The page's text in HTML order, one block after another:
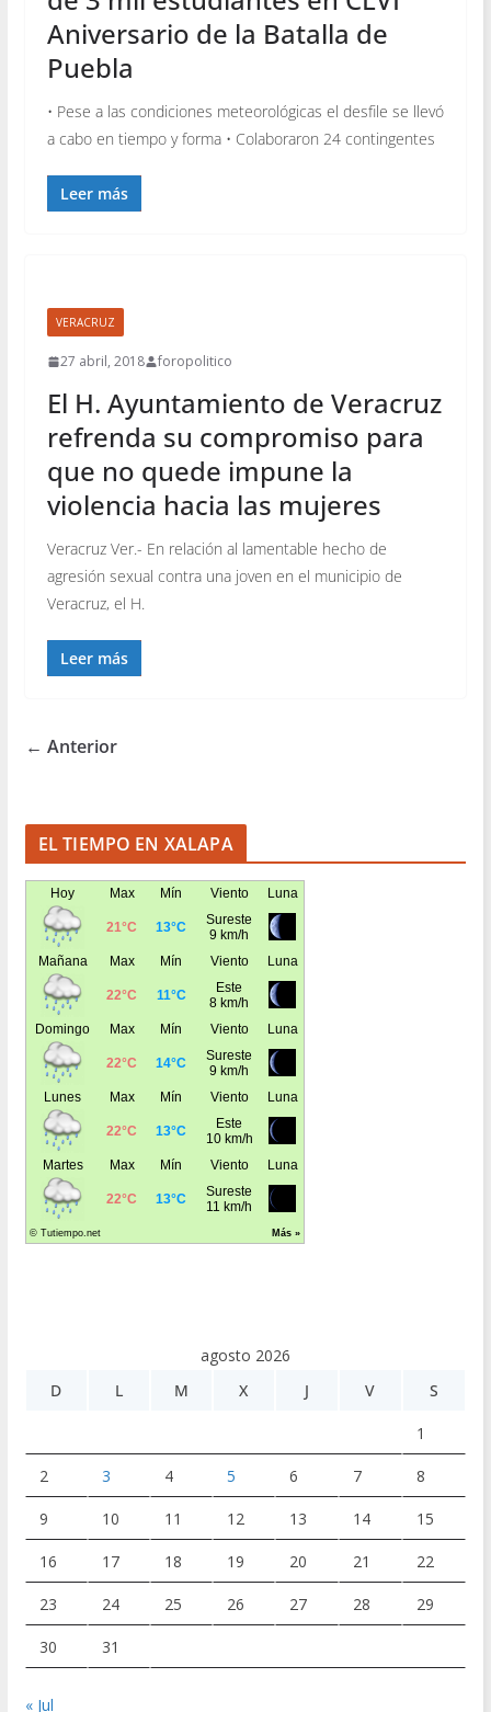
Aniversario de la Batalla de
Puebla
• Pese a las condiciones meteorológicas el desfile se llevó
a cabo en tiempo y forma • Colaboraron 24 contingentes
Leer más
VERACRUZ
27 abril, 2018 foropolitico
El H. Ayuntamiento de Veracruz
refrenda su compromiso para
que no quede impune la
violencia hacia las mujeres
Veracruz Ver.- En relación al lamentable hecho de
agresión sexual contra una joven en el municipio de
Veracruz, el H.
Leer más
← Anterior
EL TIEMPO EN XALAPA
agosto 2026
D
L M X J V S
1
2 3 4 5 6 7 8
9 10 11 12 13 14 15
16 17 18 19 20 21 22
23 24 25 26 27 28 29
30 31
« Jul